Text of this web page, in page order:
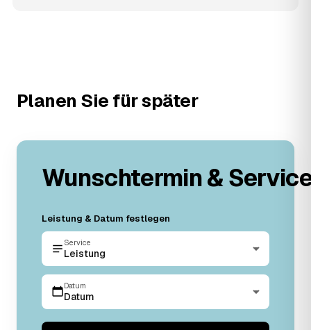
Planen Sie für später
Wunschtermin &
Leistung & Datum festlegen
Service
Leistung
Datum
Datum